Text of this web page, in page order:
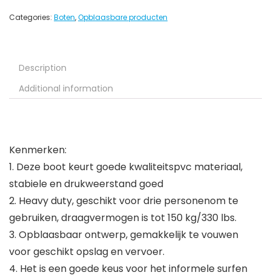
Categories: Boten,Opblaasbare producten
Description
Additional information
Kenmerken:
1. Deze boot keurt goede kwaliteitspvc materiaal,
stabiele en drukweerstand goed
2. Heavy duty, geschikt voor drie personenom te
gebruiken, draagvermogen is tot 150 kg/330 lbs.
3. Opblaasbaar ontwerp, gemakkelijk te vouwen
voor geschikt opslag en vervoer.
4. Het is een goede keus voor het informele surfen